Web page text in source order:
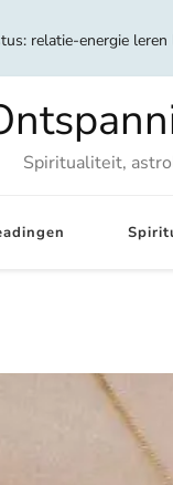
relatie-energie leren
Spiritualiteit,